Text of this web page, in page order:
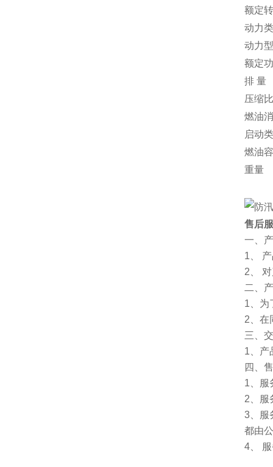
额定
动力
动力
额定
排 量
压缩比
燃油
启动
燃油
重量
售后
一、
1、
2、
二、
1、为
2、在
三、
1、产
四、
1、服
2、服
3、服
都由
4、